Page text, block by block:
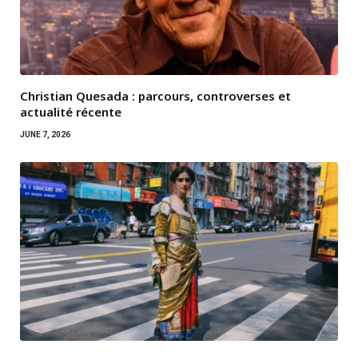
Christian Quesada : parcours, controverses et
actualité récente
JUNE 7, 2026